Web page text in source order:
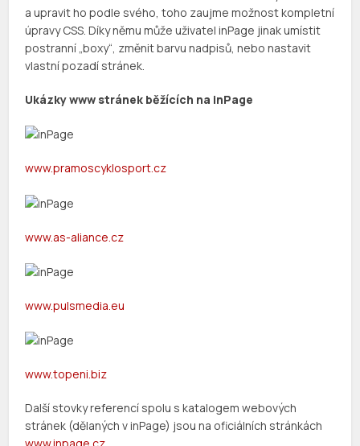
a upravit ho podle svého, toho zaujme možnost kompletní
úpravy CSS. Díky němu může uživatel inPage jinak umístit
postranní „boxy“, změnit barvu nadpisů, nebo nastavit
vlastní pozadí stránek.
Ukázky www stránek běžících na inPage
www.pramoscyklosport.cz
www.as-aliance.cz
www.pulsmedia.eu
www.topeni.biz
Další stovky referencí spolu s katalogem webových
stránek (dělaných v inPage) jsou na oficiálních stránkách